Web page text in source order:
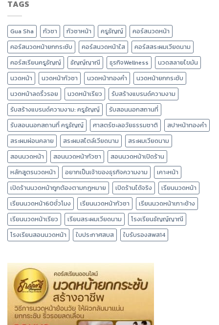
TAGS
Gua Sha กัวซา กัวซาหน้า ครูธัญญ์
คอร์สนวดหน้า
คอร์สนวดหน้ายกกระชับ
คอร์สนวดหน้าใส
คอร์สสระผมเวียดนาม
คอร์สเรียนครูธัญญ์
ธัญญ์ญาณี ธุรกิจWellness
นวดสลายไขมัน
นวดหน้า
นวดหน้ากัวซา นวดหน้าทองคำ
นวดหน้ายกกระชับ
นวดหน้าลดริ้วรอย
นวดหน้าเรียว
รับสร้างแบรนด์ความงาม
รับสร้างแบรนด์ความงาม: ครูธัญญ์
รับสอนนอกสถานที่
รับสอนนอกสถานที่ ครูธัญญ์
ศาสตร์ชะลอวัยธรรมชาติ
สปาหน้าทองคำ
สระผมผ่อนคลาย
สระผมสไตล์เวียดนาม
สระผมเวียดนาม
สอนนวดหน้า
สอนนวดหน้ากัวซา
สอนนวดหน้าเปิดร้าน
หลักสูตรนวดหน้า
อยากเป็นเจ้าของธุรกิจความงาม
เคาะหน้า
เปิดร้านนวดหน้าถูกต้องตามกฎหมาย
เปิดร้านได้จริง
เรียนนวดหน้า
เรียนนวดหน้า60ชั่วโมง
เรียนนวดหน้ากัวซา
เรียนนวดหน้าเกาะช้าง
เรียนนวดหน้าเรียว
เรียนสระผมเวียดนาม
โรงเรียนธัญญ์ญาณี
โรงเรียนสอนนวดหน้า
ใบประกาศสบส ใบรับรองสพส14